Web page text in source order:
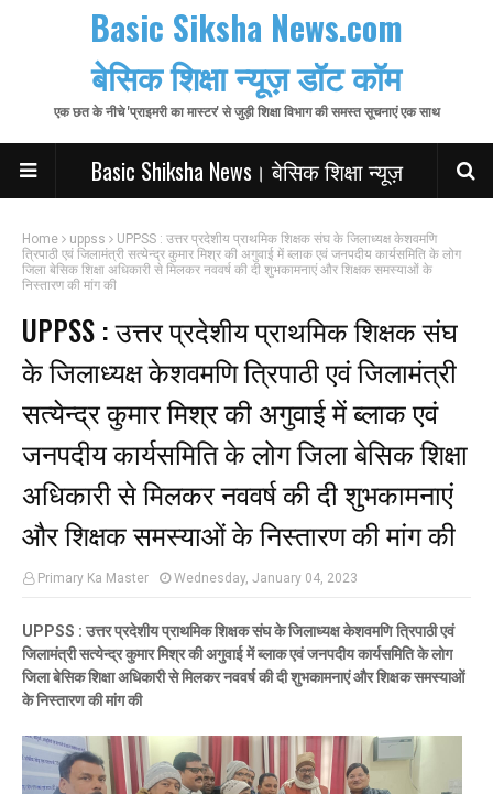
Basic Siksha News.com
बेसिक शिक्षा न्यूज़ डॉट कॉम
एक छत के नीचे 'प्राइमरी का मास्टर' से जुड़ी शिक्षा विभाग की समस्त सूचनाएं एक साथ
Basic Shiksha News। बेसिक शिक्षा न्यूज़
Home uppss
UPPSS : उत्तर प्रदेशीय प्राथमिक शिक्षक संघ के जिलाध्यक्ष केशवमणि
त्रिपाठी एवं जिलामंत्री सत्येन्द्र कुमार मिश्र की अगुवाई में ब्लाक एवं जनपदीय कार्यसमिति के लोग
जिला बेसिक शिक्षा अधिकारी से मिलकर नववर्ष की दी शुभकामनाएं और शिक्षक समस्याओं के
निस्तारण की मांग की
UPPSS : उत्तर प्रदेशीय प्राथमिक शिक्षक संघ
के जिलाध्यक्ष केशवमणि त्रिपाठी एवं जिलामंत्री
सत्येन्द्र कुमार मिश्र की अगुवाई में ब्लाक एवं
जनपदीय कार्यसमिति के लोग जिला बेसिक शिक्षा
अधिकारी से मिलकर नववर्ष की दी शुभकामनाएं
और शिक्षक समस्याओं के निस्तारण की मांग की
Primary Ka Master Wednesday, January 04, 2023
UPPSS : उत्तर प्रदेशीय प्राथमिक शिक्षक संघ के जिलाध्यक्ष केशवमणि त्रिपाठी एवं
जिलामंत्री सत्येन्द्र कुमार मिश्र की अगुवाई में ब्लाक एवं जनपदीय कार्यसमिति के लोग
जिला बेसिक शिक्षा अधिकारी से मिलकर नववर्ष की दी शुभकामनाएं और शिक्षक समस्याओं
के निस्तारण की मांग की